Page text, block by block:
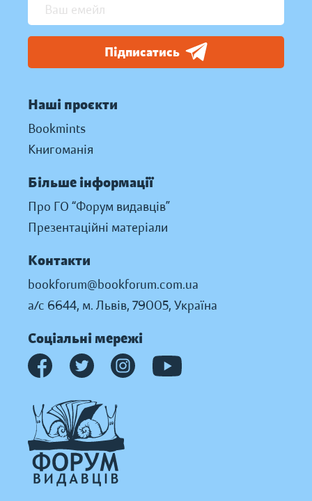
Підписатись
Наші проєкти
Bookmints
Книгоманія
Більше інформації
Про ГО “Форум видавців”
Презентаційні матеріали
Контакти
bookforum@bookforum.com.ua
а/с 6644, м. Львів, 79005, Україна
Соціальні мережі